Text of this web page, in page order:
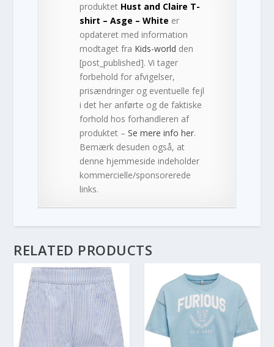
produktet Hust and Claire T-
shirt – Asge – White er
opdateret med information
modtaget fra Kids-world den
[post_published]. Vi tager
forbehold for afvigelser,
prisændringer og eventuelle fejl
i det her anførte og de faktiske
forhold hos forhandleren af
produktet –Se mere info her.
Bemærk desuden også, at
denne hjemmeside indeholder
kommercielle/sponsorerede
links.
RELATED PRODUCTS